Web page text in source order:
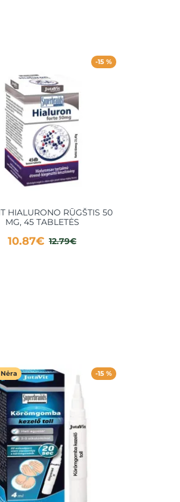
-15 %
HIALURONO RŪGŠTIS 50
MG, 45 TABLETĖS
10.87€ 12.79€
-15 %